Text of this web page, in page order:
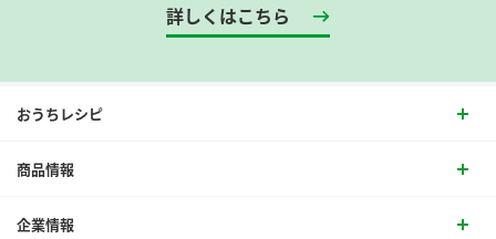
詳しくはこちら
おうちレシピ
商品情報
企業情報